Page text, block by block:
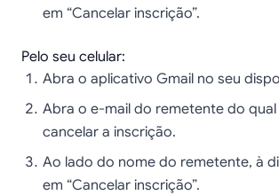
em “Cancelar inscrição”.
Pelo seu celular:
Abra o aplicativo Gmail no seu
Abra o e-mail do remetente do qual
cancelar a inscrição.
Ao lado do nome do remetente, à
em “Cancelar inscrição”.